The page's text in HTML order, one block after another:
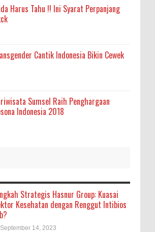
Harus Tahu !! Ini Syarat Perpanjang
Cantik Indonesia Bikin Cewek
Sumsel Raih Penghargaan
Indonesia 2018
Strategis Hasnur Group: Kuasai
Kesehatan dengan Renggut Intibios
September 14, 2023